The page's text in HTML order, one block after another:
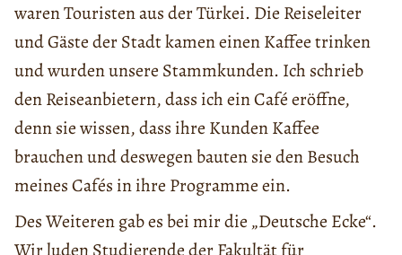
waren Touristen aus der Türkei. Die Reiseleiter
und Gäste der Stadt kamen einen Kaffee trinken
und wurden unsere Stammkunden. Ich schrieb
den Reiseanbietern, dass ich ein Café eröffne,
denn sie wissen, dass ihre Kunden Kaffee
brauchen und deswegen bauten sie den Besuch
meines Cafés in ihre Programme ein.
Des Weiteren gab es bei mir die „Deutsche Ecke“.
Wir luden Studierende der Fakultät für